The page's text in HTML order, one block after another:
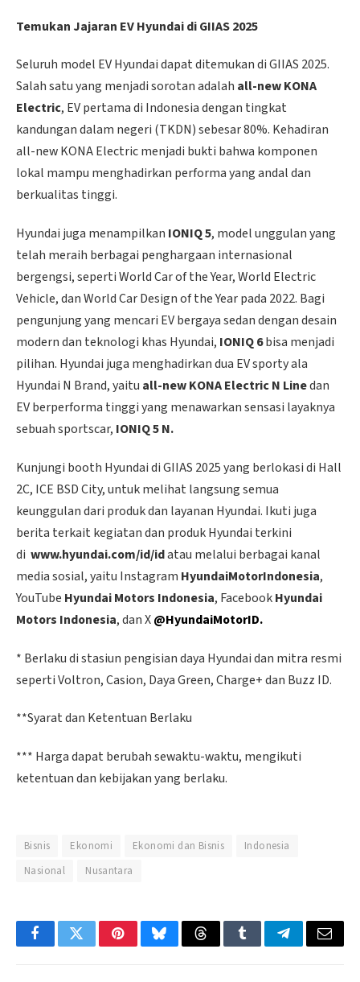
Temukan Jajaran EV Hyundai di GIIAS 2025
Seluruh model EV Hyundai dapat ditemukan di GIIAS 2025.
Salah satu yang menjadi sorotan adalah all-new KONA
Electric, EV pertama di Indonesia dengan tingkat
kandungan dalam negeri (TKDN) sebesar 80%. Kehadiran
all-new KONA Electric menjadi bukti bahwa komponen
lokal mampu menghadirkan performa yang andal dan
berkualitas tinggi.
Hyundai juga menampilkan IONIQ 5, model unggulan yang
telah meraih berbagai penghargaan internasional
bergengsi, seperti World Car of the Year, World Electric
Vehicle, dan World Car Design of the Year pada 2022. Bagi
pengunjung yang mencari EV bergaya sedan dengan desain
modern dan teknologi khas Hyundai, IONIQ 6bisa menjadi
pilihan. Hyundai juga menghadirkan dua EV sporty ala
Hyundai N Brand, yaitu all-new KONA Electric N Linedan
EV berperforma tinggi yang menawarkan sensasi layaknya
sebuah sportscar, IONIQ 5 N.
Kunjungi booth Hyundai di GIIAS 2025 yang berlokasi di Hall
2C, ICE BSD City, untuk melihat langsung semua
keunggulan dari produk dan layanan Hyundai. Ikuti juga
berita terkait kegiatan dan produk Hyundai terkini
di www.hyundai.com/id/idatau melalui berbagai kanal
media sosial, yaitu Instagram HyundaiMotorIndonesia,
YouTube Hyundai Motors Indonesia, FacebookHyundai
Motors Indonesia, dan X@HyundaiMotorID.
* Berlaku di stasiun pengisian daya Hyundai dan mitra resmi
seperti Voltron, Casion, Daya Green, Charge+ dan Buzz ID.
**Syarat dan Ketentuan Berlaku
*** Harga dapat berubah sewaktu-waktu, mengikuti
ketentuan dan kebijakan yang berlaku.
Bisnis Ekonomi Ekonomi dan Bisnis
Indonesia
Nasional
Nusantara
FacebookTwitterPinterestBlueskyThreadsTumblrTelegramEmail